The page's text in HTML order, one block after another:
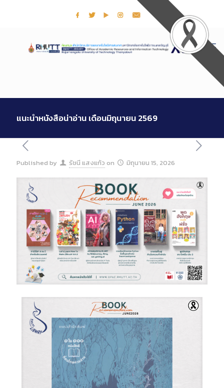
แนะนำหนังสือน่าอ่าน เดือนมิถุนายน 2569
Published by รัชนี แสงแก้ว on มิถุนายน 15, 2026